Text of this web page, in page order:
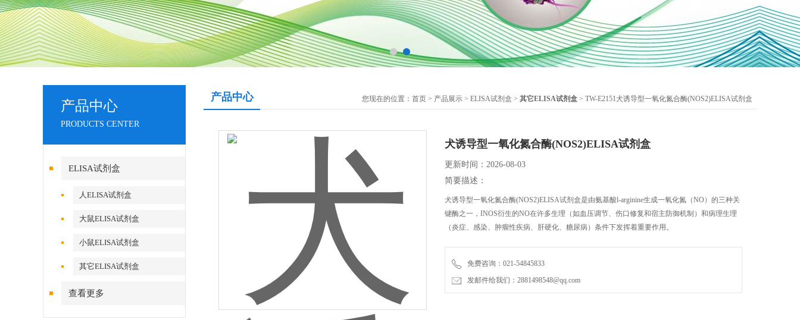
产品中心
PRODUCTS CENTER
ELISA试剂盒
人ELISA试剂盒
大鼠ELISA试剂盒
小鼠ELISA试剂盒
其它ELISA试剂盒
查看更多
产品中心 您现在的位置： 首页 > 产品展示 > ELISA试剂盒 > 其它ELISA试剂盒 > TW-E2151犬诱导型一氧化氮合酶(NOS2)ELISA试剂盒
犬诱导型一氧化氮合酶(NOS2)ELISA试剂盒
更新时间：2026-08-03
简要描述：
犬诱导型一氧化氮合酶(NOS2)ELISA试剂盒是由氨基酸l-arginine生成一氧化氮（NO）的三种关
键酶之一，INOS衍生的NO在许多生理（如血压调节、伤口修复和宿主防御机制）和病理生理
（炎症、感染、肿瘤性疾病、肝硬化、糖尿病）条件下发挥着重要作用。
免费咨询：021-54845833
发邮件给我们：2881498548@qq.com